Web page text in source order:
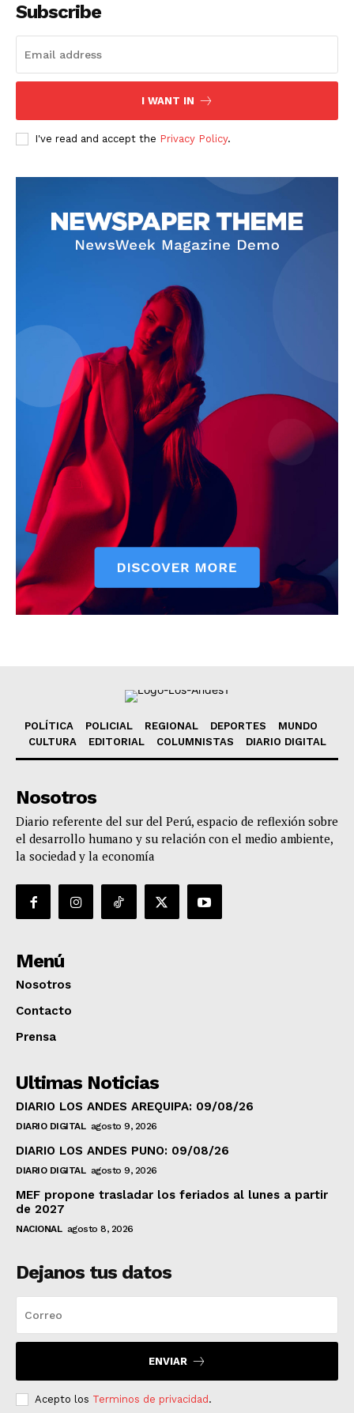
SUSCRIBETE
Nosotros
Subscribe
I WANT IN
I've read and accept the Privacy Policy.
POLÍTICA POLICIAL REGIONAL DEPORTES
MUNDO
CULTURA
EDITORIAL COLUMNISTAS DIARIO DIGITAL
Nosotros
Diario referente del sur del Perú, espacio de reflexión sobre
el desarrollo humano y su relación con el medio ambiente,
la sociedad y la economía
Menú
Nosotros
Contacto
Prensa
Ultimas Noticias
DIARIO LOS ANDES AREQUIPA: 09/08/26
DIARIO DIGITAL agosto 9, 2026
DIARIO LOS ANDES PUNO: 09/08/26
DIARIO DIGITAL agosto 9, 2026
MEF propone trasladar los feriados al lunes a partir
de 2027
NACIONAL agosto 8, 2026
Dejanos tus datos
ENVIAR
Acepto los Terminos de privacidad.